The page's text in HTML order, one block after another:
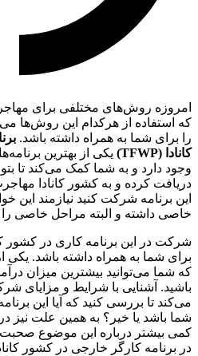
امروزه روش‌های مختلفی برای
که استفاده از هرکدام این روش‌ها
را برای شما به همراه داشته باشد.
کانادا (TFWP
) یکی از بهترین
وجود دارد و به شما کمک می‌کند تا
دریافت کرده و به کشور کانادا
این برنامه شرکت کنید نیازمند این
خاصی داشته و البته مراحل خاصی را
شرکت در این برنامه کاری در کشور
برای شما به همراه داشته باشد. یکی
که شما می‌توانید بیشترین میزان
باشید. آشنایی با شرایط و مزایای
می‌کند تا بررسی کنید که آیا این
شما باشد یا خیر؟ به همین علت نیز
کمی بیشتر درباره این موضوع
در برنامه کارگر خارجی در کشور